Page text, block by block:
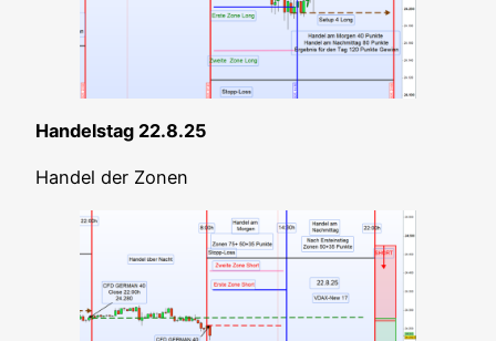
Han­dels­tag 22.8.25
Han­del der Zonen